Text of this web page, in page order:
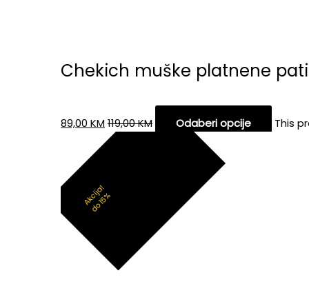
Chekich muške platnene
89,00 KM119,00KM Odaberi opcije This
Akcija!
do 15%